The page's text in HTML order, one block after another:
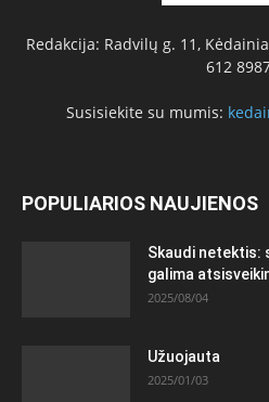
Redakcija: Radvilų g. 11,
612
Susisiekite su mumis:
POPULIARIOS NAUJIENOS
Skaudi netektis:
galima
2025/08/04
Užuojauta
2025/01/03